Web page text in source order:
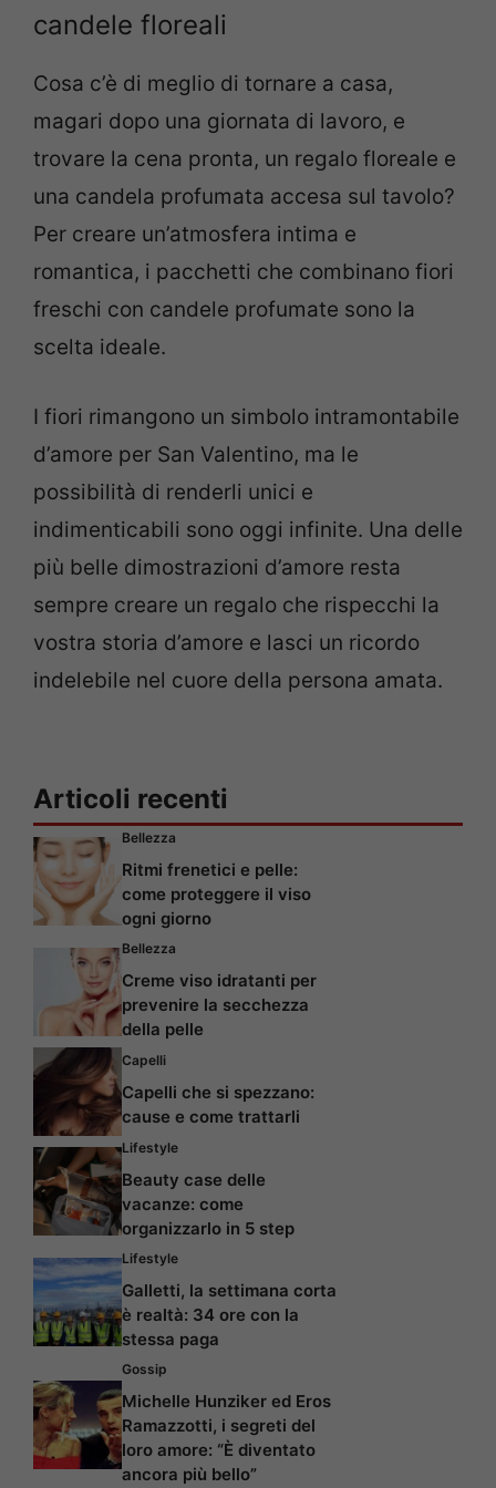
candele floreali
Cosa c’è di meglio di tornare a casa,
magari dopo una giornata di lavoro, e
trovare la cena pronta, un regalo floreale e
una candela profumata accesa sul tavolo?
Per creare un’atmosfera intima e
romantica, i pacchetti che combinano fiori
freschi con candele profumate sono la
scelta ideale.
I fiori rimangono un simbolo intramontabile
d’amore per San Valentino, ma le
possibilità di renderli unici e
indimenticabili sono oggi infinite. Una delle
più belle dimostrazioni d’amore resta
sempre creare un regalo che rispecchi la
vostra storia d’amore e lasci un ricordo
indelebile nel cuore della persona amata.
Articoli recenti
Bellezza
Ritmi frenetici e pelle:
come proteggere il viso
ogni giorno
Bellezza
Creme viso idratanti per
prevenire la secchezza
della pelle
Capelli
Capelli che si spezzano:
cause e come trattarli
Lifestyle
Beauty case delle
vacanze: come
organizzarlo in 5 step
Lifestyle
Galletti, la settimana corta
è realtà: 34 ore con la
stessa paga
Gossip
Michelle Hunziker ed Eros
Ramazzotti, i segreti del
loro amore: “È diventato
ancora più bello”